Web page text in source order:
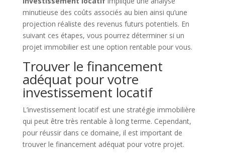
minutieuse des coûts associés au bien ainsi qu’une
projection réaliste des revenus futurs potentiels. En
suivant ces étapes, vous pourrez déterminer si un
projet immobilier est une option rentable pour vous.
Trouver le financement
adéquat pour votre
investissement locatif
L’investissement locatif est une stratégie immobilière
qui peut être très rentable à long terme. Cependant,
pour réussir dans ce domaine, il est important de
trouver le financement adéquat pour votre projet.